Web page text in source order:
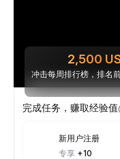
2,500
冲击每周排行榜，排名
完成任务，赚取经验值
新用户注册
专享 +10